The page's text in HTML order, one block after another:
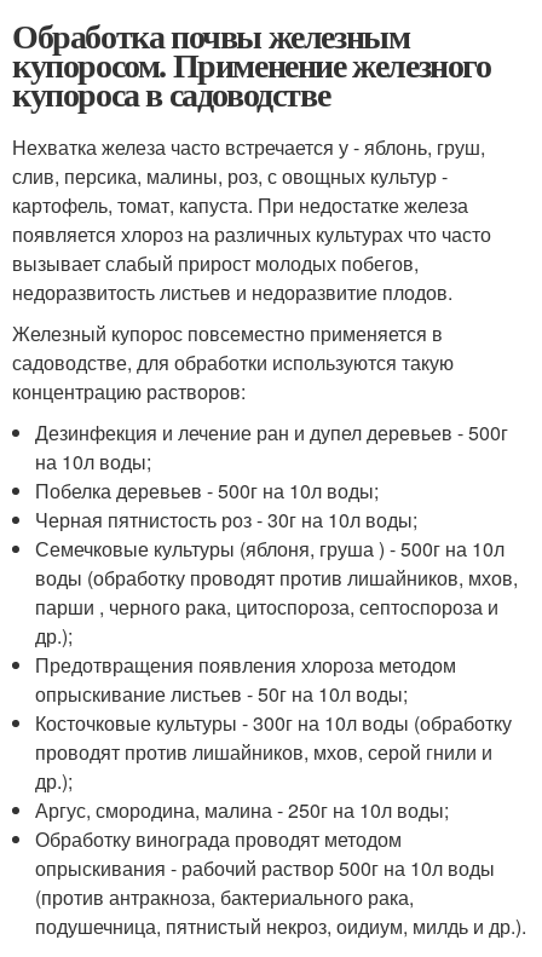
Обработка почвы железным
купоросом. Применение железного
купороса в садоводстве
Нехватка железа часто встречается у - яблонь, груш,
слив, персика, малины, роз, с овощных культур -
картофель, томат, капуста. При недостатке железа
появляется хлороз на различных культурах что часто
вызывает слабый прирост молодых побегов,
недоразвитость листьев и недоразвитие плодов.
Железный купорос повсеместно применяется в
садоводстве, для обработки используются такую
концентрацию растворов:
Дезинфекция и лечение ран и дупел деревьев - 500г
на 10л воды;
Побелка деревьев - 500г на 10л воды;
Черная пятнистость роз - 30г на 10л воды;
Семечковые культуры (яблоня, груша ) - 500г на 10л
воды (обработку проводят против лишайников, мхов,
парши , черного рака, цитоспороза, септоспороза и
др.);
Предотвращения появления хлороза методом
опрыскивание листьев - 50г на 10л воды;
Косточковые культуры - 300г на 10л воды (обработку
проводят против лишайников, мхов, серой гнили и
др.);
Аргус, смородина, малина - 250г на 10л воды;
Обработку винограда проводят методом
опрыскивания - рабочий раствор 500г на 10л воды
(против антракноза, бактериального рака,
подушечница, пятнистый некроз, оидиум, милдь и др.).